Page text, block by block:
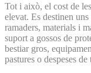
Tot i això, el cost de
elevat. Es destinen
ramaders, materials i
suport a gossos de
bestiar gros,
pastures o despeses